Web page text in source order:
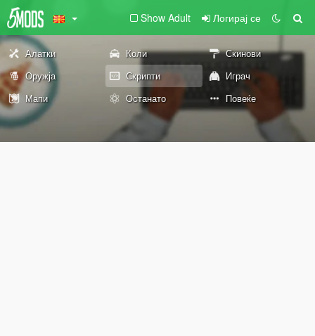
Show Adult Логирај се
Алатки Коли
Скинови
Оружја
Скрипти
Играч
Мапи
Останато Повеќе